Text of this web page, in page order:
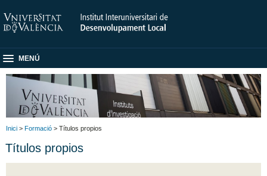
MENÚ
Inici > Formació > Títulos propios
Títulos propios